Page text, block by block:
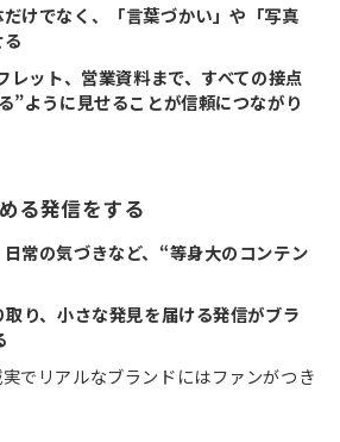
けでなく、「言葉づかい」や「写真
レット、営業資料まで、すべての接点
”ように見せることが信頼につながり
る発信をする
常の気づきなど、“等身大のコンテン
取り、小さな発見を届ける発信がブラ
でリアルなブランドにはファンがつき